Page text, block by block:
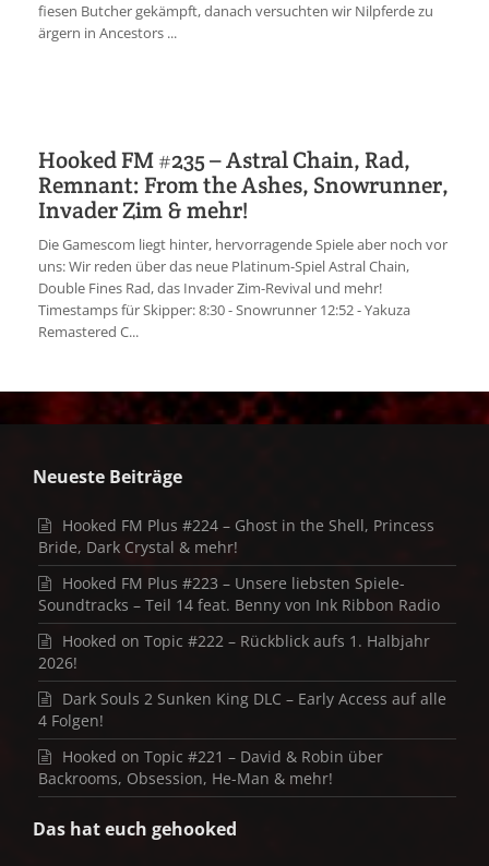
fiesen Butcher gekämpft, danach versuchten wir Nilpferde zu
ärgern in Ancestors ...
Hooked FM #235 – Astral Chain, Rad,
Remnant: From the Ashes, Snowrunner,
Invader Zim & mehr!
Die Gamescom liegt hinter, hervorragende Spiele aber noch vor
uns: Wir reden über das neue Platinum-Spiel Astral Chain,
Double Fines Rad, das Invader Zim-Revival und mehr!
Timestamps für Skipper: 8:30 - Snowrunner 12:52 - Yakuza
Remastered C...
Neueste Beiträge
Hooked FM Plus #224 – Ghost in the Shell, Princess
Bride, Dark Crystal & mehr!
Hooked FM Plus #223 – Unsere liebsten Spiele-
Soundtracks – Teil 14 feat. Benny von Ink Ribbon Radio
Hooked on Topic #222 – Rückblick aufs 1. Halbjahr
2026!
Dark Souls 2 Sunken King DLC – Early Access auf alle
4 Folgen!
Hooked on Topic #221 – David & Robin über
Backrooms, Obsession, He-Man & mehr!
Das hat euch gehooked